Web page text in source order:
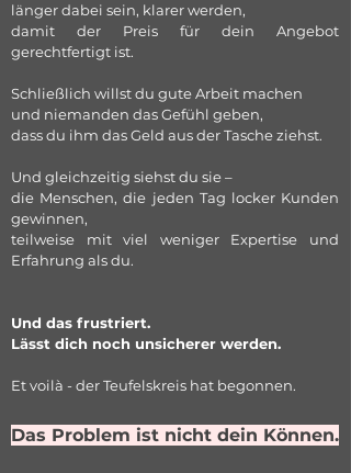
länger dabei sein, klarer werden,
damit der Preis für dein Angebot
gerechtfertigt ist.
Schließlich willst du gute Arbeit machen
und niemanden das Gefühl geben,
dass du ihm das Geld aus der Tasche ziehst.
Und gleichzeitig siehst du sie –
die Menschen, die jeden Tag locker Kunden
gewinnen,
teilweise mit viel weniger Expertise und
Erfahrung als du.
Und das frustriert.
Lässt dich noch unsicherer werden.
Et voilà - der Teufelskreis hat begonnen.
Das Problem ist nicht dein Können.